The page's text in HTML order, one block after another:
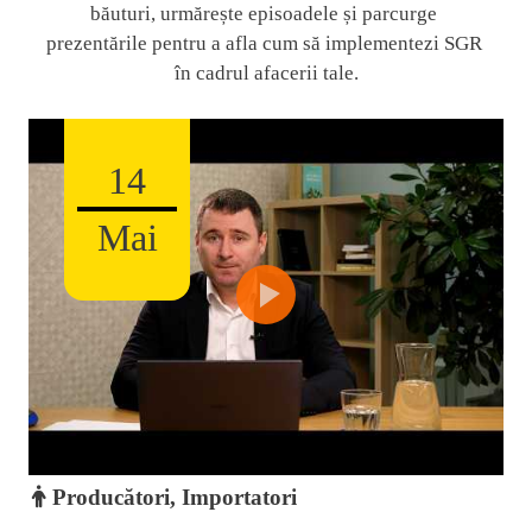
băuturi, urmărește episoadele și parcurge
prezentările pentru a afla cum să implementezi SGR
în cadrul afacerii tale.
Importatori
14
Mai